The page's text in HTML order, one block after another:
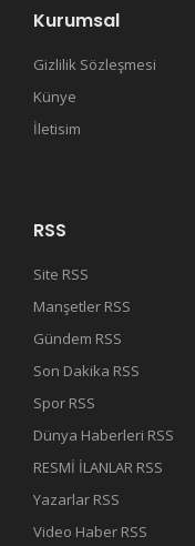
Kurumsal
Gizlilik Sözleşmesi
Künye
İletisim
RSS
Site RSS
Manşetler RSS
Gündem RSS
Son Dakika RSS
Spor RSS
Dünya Haberleri RSS
RESMİ İLANLAR RSS
Yazarlar RSS
Video Haber RSS